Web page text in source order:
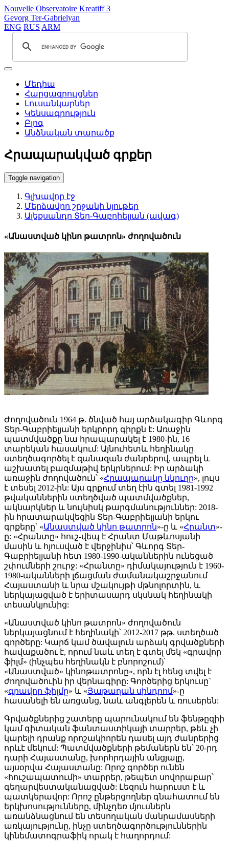
Nouvelle Observatoire Kreatiff 3
Gevorg Ter-Gabrielyan
ENG RUS ARM
Մեդիա
Հարցազրույցներ
Լուսանկարներ
Կենսագրություն
Բլոգ
Անձնական տարածք
Հրապարակված գրքեր
Toggle navigation
Գլխավոր էջ
Մերձավոր շրջանի նյութեր
Ալեքսանդր Տեր-Գաբրիելյան (ավագ)
«Անաստված կինո թատրոն» ժողովածուն
Ժողովածուն 1964 թ. ծնված հայ արձակագիր Գևորգ
Տեր-Գաբրիելյանի երկրորդ գիրքն է: Առաջին
պատմվածքը նա հրապարակել է 1980-ին, 16
տարեկան հասակում: Այնուհետև հեղինակը
ստեղծագործել է զանազան ժանրերով, ապրել և
աշխատել բազմաթիվ երկրներում: Իր արձակի
առաջին ժողովածուն՝ «Հրապարակը նկուղը», լույս
է տեսել 2012-ին: Այս գրքում տեղ էին գտել 1981-1992
թվականներին ստեղծված պատմվածքներ,
ակնարկներ և նույնիսկ թարգմանություններ: 2018-
ին հրատարակվեցին Տեր-Գաբրիելյանի երկու
գրքերը՝ «Անաստված կինո թատրոն»-ը և «Հրանտ»-
ը: «Հրանտը» հուշ-վեպ է Հրանտ Մաթևոսյանի
մասին և հյուսված է վերջինիս՝ Գևորգ Տեր-
Գաբրիելյանի հետ 1980-1990-ականներին ունեցած
շփումների շուրջ: «Հրանտը» դիմակայություն է 1960-
1980-ականների լճացման ժամանակաշրջանում
Հայաստանի և նրա մշակույթի մթնոլորտին, և
ներկայացված է երիտասարդ սկսնակ հեղինակի
տեսանկյունից:
«Անաստված կինո թատրոն» ժողովածուն
ներկայացնում է հեղինակի՝ 2012-2017 թթ. ստեղծած
գործերը: Կարճ կամ ծավալուն արձակ գրվածքների
հավաքածու է, որում նաև տեղ է գտել մեկ «գրավոր
ֆիլմ» (ինչպես հեղինակն է բնորոշում)՝
«Անաստված» կինոթատրոնը», որն էլ հենց տվել է
ժողովածուին իր վերնագիրը: Գործերից երկուսը`
«գրավոր ֆիլմը» և «Յաթաղան սինդրոմ»-ը
հասանելի են առցանց, նաև անգլերեն և ռուսերեն:
Գրվածքներից շատերը պարունակում են ֆենթըզիի
կամ գիտական ֆանտաստիկայի տարրեր, թեև չի
կարելի դրանք որոշակիորեն դասել այդ ժանրերից
որևէ մեկում: Պատմվածքների թեմաներն են՝ 20-րդ
դարի Հայաստանը, խորհրդային անցյալը,
այսօրվա Հայաստանը: Որոշ գործեր ունեն
«հուշապատումի» տարրեր, թեպետ սովորաբար՝
գեղարվեստականացված: Լեզուն հարուստ է և
պատկերավոր: Որոշ ընթերցողներ գնահատում են
երկխոսությունները, մինչդեռ մյուսներն
առանձնացնում են տեսողական մանրամասների
առկայությունը, ինչը ստեղծագործություններին
կինեմատոգրաֆիկ որակ է հաղորդում: